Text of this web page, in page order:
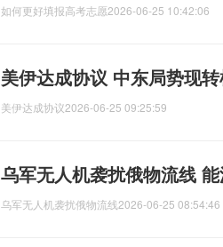
如何更好填报高考志愿2026-06-25 10:42:06
美伊达成协议 中东局势现
美伊达成协议2026-06-25 09:25:59
乌军无人机袭扰俄物流线
乌军无人机袭扰俄物流线2026-06-25 08:54:46